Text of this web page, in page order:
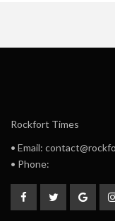
Rockfort Times
• Email:
• Phone: